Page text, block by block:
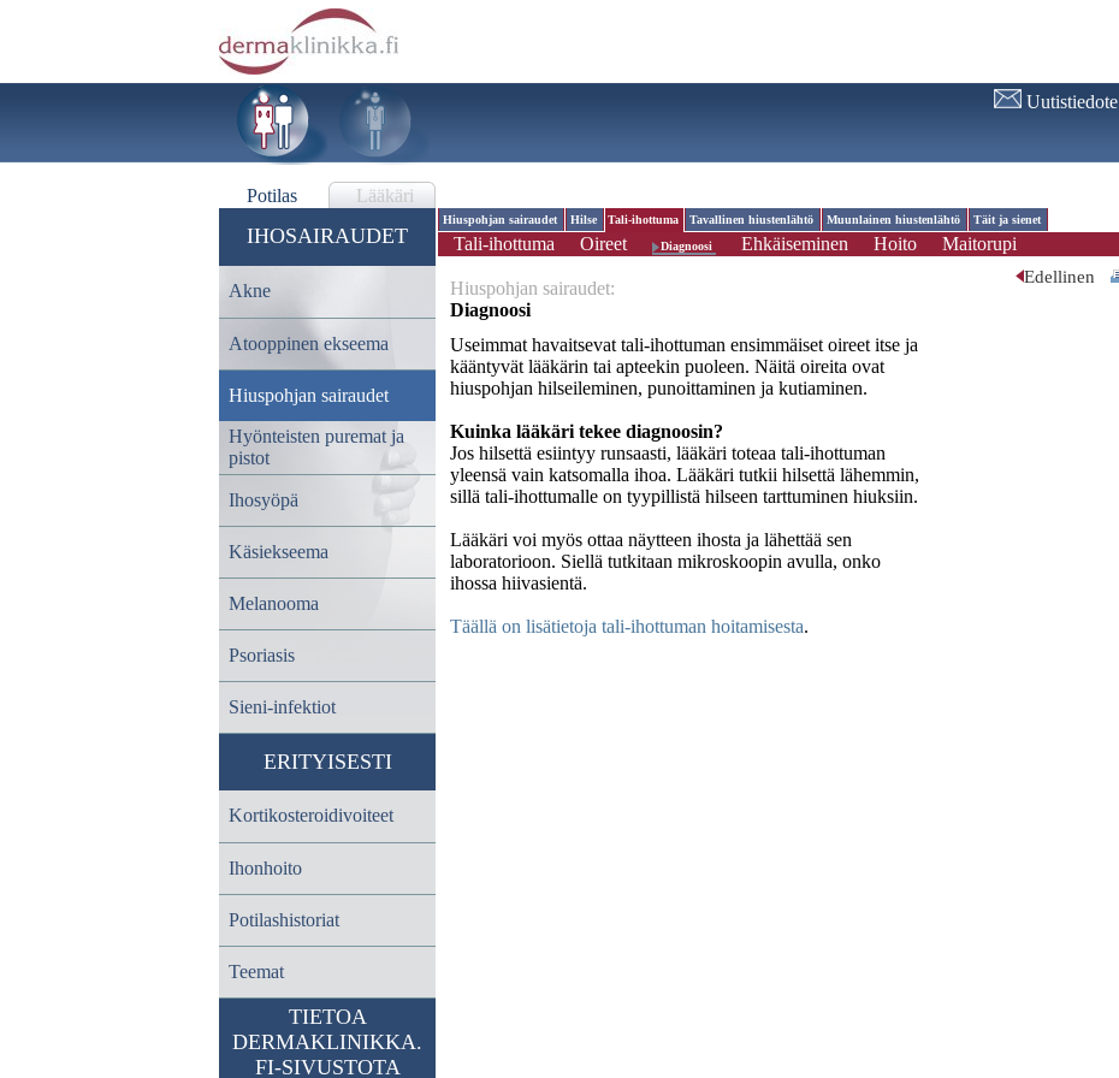
Uutistiedote
Potilas Lääkäri
IHOSAIRAUDET
Akne
Atooppinen ekseema
Hiuspohjan sairaudet
Hyönteisten puremat ja
pistot
Ihosyöpä
Käsiekseema
Melanooma
Psoriasis
Sieni-infektiot
ERITYISESTI
Kortikosteroidivoiteet
Ihonhoito
Potilashistoriat
Teemat
TIETOA
DERMAKLINIKKA.
FI-SIVUSTOTA
Hiuspohjan sairaudet Hilse Tali-ihottuma Tavallinen hiustenlähtö Muunlainen hiustenlähtö Täit ja sienet
Tali-ihottuma Oireet Diagnoosi Ehkäiseminen Hoito Maitorupi
Hiuspohjan sairaudet:
Diagnoosi
Useimmat havaitsevat tali-ihottuman ensimmäiset oireet itse ja
kääntyvät lääkärin tai apteekin puoleen. Näitä oireita ovat
hiuspohjan hilseileminen, punoittaminen ja kutiaminen.
Kuinka lääkäri tekee diagnoosin?
Jos hilsettä esiintyy runsaasti, lääkäri toteaa tali-ihottuman
yleensä vain katsomalla ihoa. Lääkäri tutkii hilsettä lähemmin,
sillä tali-ihottumalle on tyypillistä hilseen tarttuminen hiuksiin.
Lääkäri voi myös ottaa näytteen ihosta ja lähettää sen
laboratorioon. Siellä tutkitaan mikroskoopin avulla, onko
ihossa hiivasientä.
Täällä on lisätietoja tali-ihottuman hoitamisesta.
Edellinen